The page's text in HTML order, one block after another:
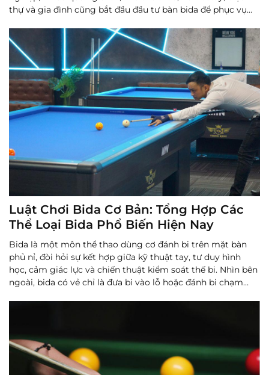
thự và gia đình cũng bắt đầu đầu tư bàn bida để phục vụ
Luật Chơi Bida Cơ Bản: Tổng Hợp Các
Thể Loại Bida Phổ Biến Hiện Nay
Bida là một môn thể thao dùng cơ đánh bi trên mặt bàn
phủ nỉ, đòi hỏi sự kết hợp giữa kỹ thuật tay, tư duy hình
học, cảm giác lực và chiến thuật kiểm soát thế bi. Nhìn bên
ngoài, bida có vẻ chỉ là đưa bi vào lỗ hoặc đánh bi chạm